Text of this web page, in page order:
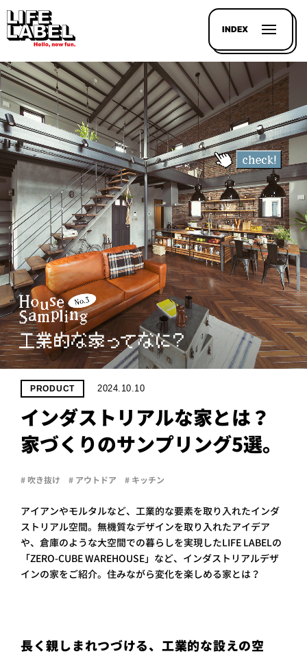
INDEX
記事を
探す
LL
HOUSE
LINE-
UP
PROJECT
WHAT’S
LIFE
LABEL
ライフレー
つい
会社概
要
企業の
バシー
ポリシ
PRODUCT 2024.10.10
インダストリアルな家とは？
家づくりのサンプリング5選。
# 吹き抜け # アウトドア # キッチン
アイアンやモルタルなど、工業的な要素を取り入れたインダ
ストリアル空間。無機質なデザインを取り入れたアイデア
や、倉庫のような大空間での暮らしを実現したLIFE LABELの
「ZERO-CUBE WAREHOUSE」など、インダストリアルデザ
インの家をご紹介。住みながら変化を楽しめる家とは？
長く親しまれつづける、工業的な設えの空